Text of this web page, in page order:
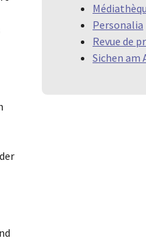
Personalia
Revue de
Sichen am